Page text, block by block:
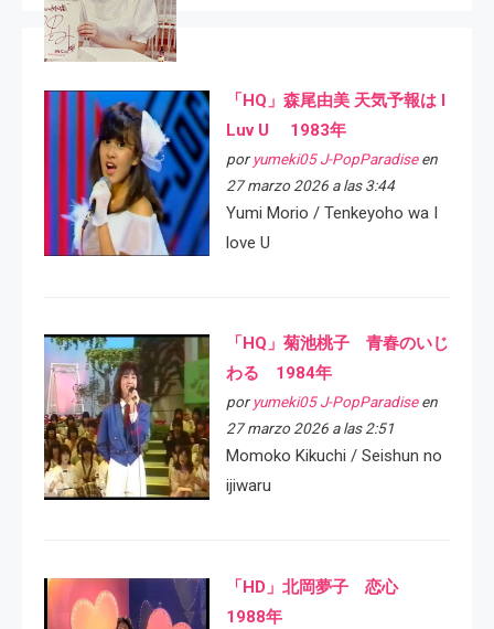
「HQ」森尾由美 天気予報は I
Luv U 1983年
por yumeki05 J-PopParadiseen
27 marzo 2026 a las 3:44
Yumi Morio / Tenkeyoho wa I
love U
「HQ」菊池桃子 青春のいじ
わる 1984年
por yumeki05 J-PopParadiseen
27 marzo 2026 a las 2:51
Momoko Kikuchi / Seishun no
ijiwaru
「HD」北岡夢子 恋心
1988年